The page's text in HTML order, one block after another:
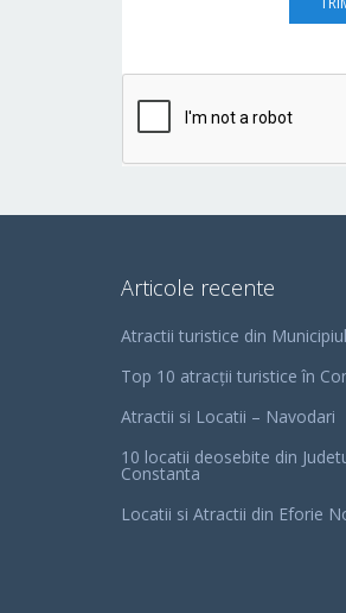
Articole recente
Atractii turistice din
Top 10 atracții turistice în
Atractii si Locatii – Navodari
10 locatii deosebite din
Constanta
Locatii si Atractii din Eforie